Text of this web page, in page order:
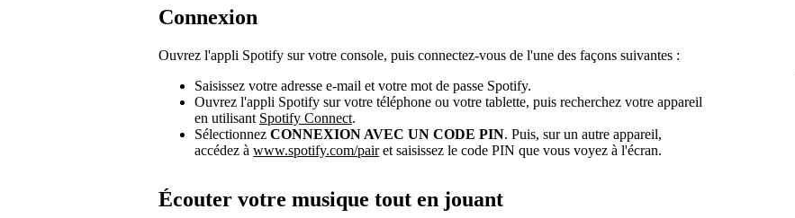
Connexion
Ouvrez l'appli Spotify sur votre console, puis connectez-vous de l'une des façons suivantes :
Saisissez votre adresse e-mail et votre mot de passe Spotify.
Ouvrez l'appli Spotify sur votre téléphone ou votre tablette, puis recherchez votre appareil
en utilisant Spotify Connect.
Sélectionnez CONNEXION AVEC UN CODE PIN. Puis, sur un autre appareil,
accédez à www.spotify.com/pairet saisissez le code PIN que vous voyez à l'écran.
Écouter votre musique tout en jouant